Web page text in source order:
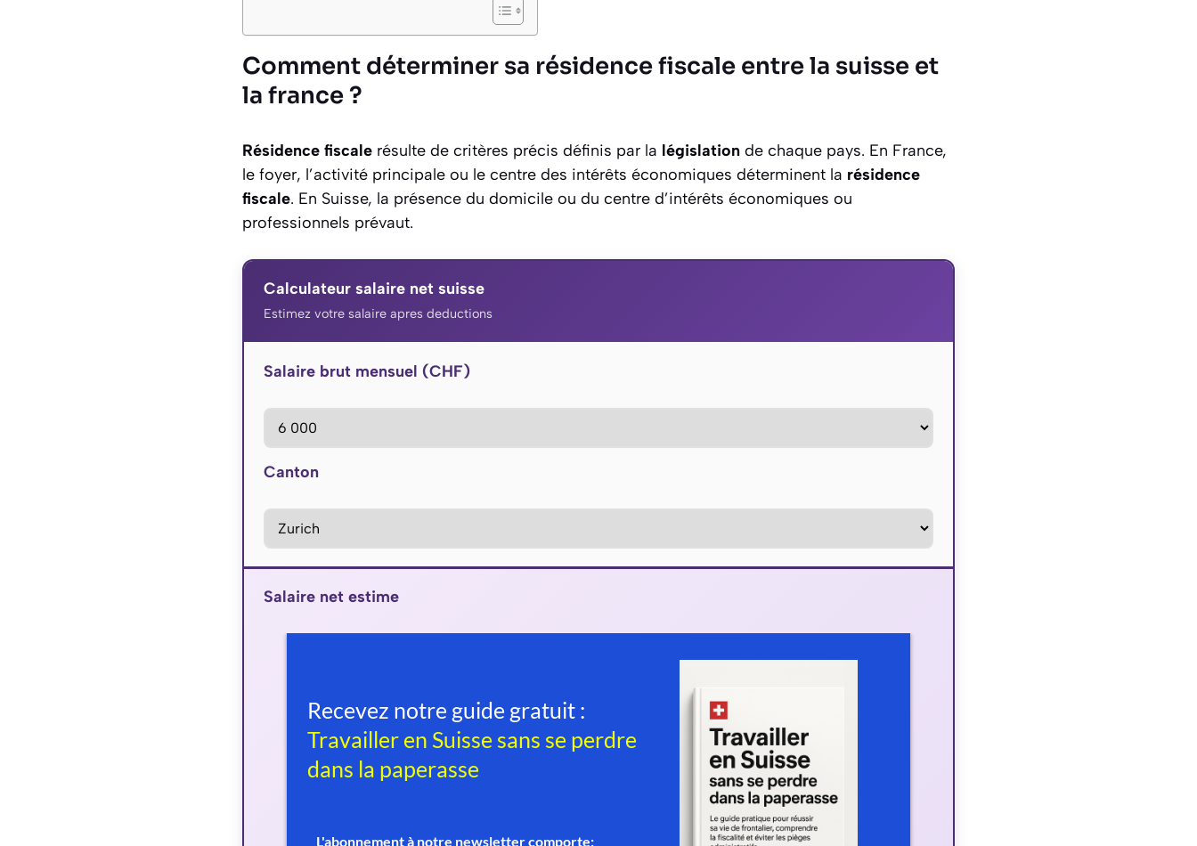
Comment déterminer sa résidence fiscale entre la suisse et
la france ?
Résidence fiscale résulte de critères précis définis par la législation de chaque pays. En France,
le foyer, l’activité principale ou le centre des intérêts économiques déterminent la résidence
fiscale. En Suisse, la présence du domicile ou du centre d’intérêts économiques ou
professionnels prévaut.
Calculateur salaire net suisse
Estimez votre salaire apres deductions
Salaire brut mensuel (CHF)
Canton
Salaire net estime